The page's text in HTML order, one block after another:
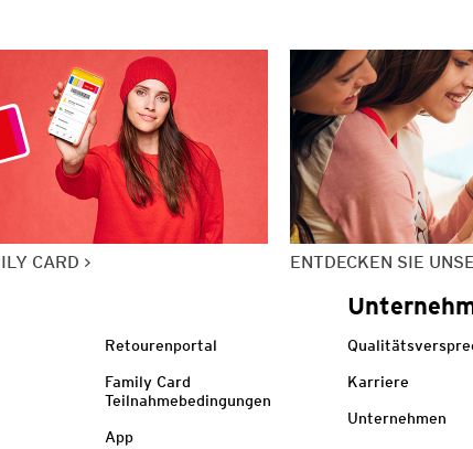
CARD ENTDECKEN SIE
Retourenportal
Family Card
Teilnahmebedingungen
App
Karriere
Unternehmen